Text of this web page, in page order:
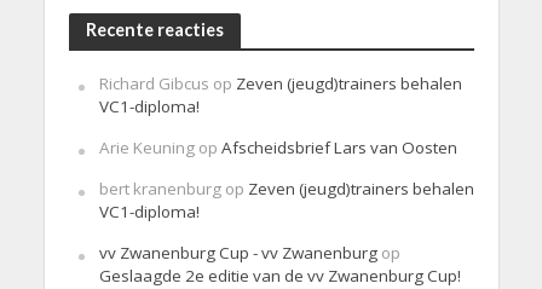
Recente reacties
Richard Gibcus op Zeven (jeugd)trainers behalen
VC1-diploma!
Arie Keuningop Afscheidsbrief Lars van Oosten
bert kranenburgop Zeven (jeugd)trainers behalen
VC1-diploma!
vv Zwanenburg Cup - vv Zwanenburgop
Geslaagde 2e editie van de vv Zwanenburg Cup!